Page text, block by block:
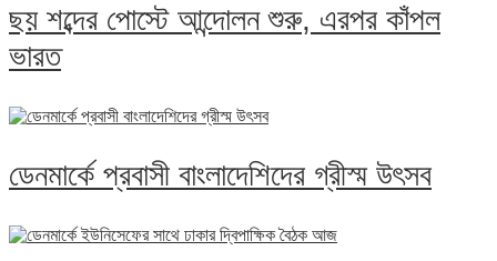
ছয় শব্দের পোস্টে আন্দোলন শুরু, এরপর কাঁপল
ভারত
ডেনমার্কে প্রবাসী বাংলাদেশিদের গ্রীস্ম উৎসব